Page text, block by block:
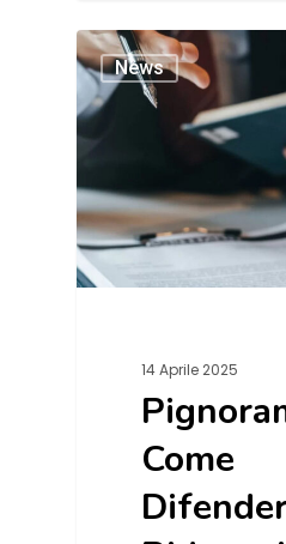
News
14 Aprile 2025
Come